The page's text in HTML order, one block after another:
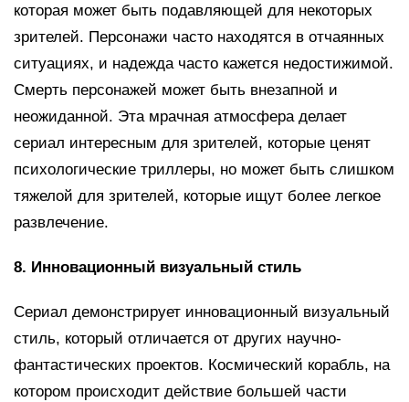
которая может быть подавляющей для некоторых
зрителей. Персонажи часто находятся в отчаянных
ситуациях, и надежда часто кажется недостижимой.
Смерть персонажей может быть внезапной и
неожиданной. Эта мрачная атмосфера делает
сериал интересным для зрителей, которые ценят
психологические триллеры, но может быть слишком
тяжелой для зрителей, которые ищут более легкое
развлечение.
8. Инновационный визуальный стиль
Сериал демонстрирует инновационный визуальный
стиль, который отличается от других научно-
фантастических проектов. Космический корабль, на
котором происходит действие большей части